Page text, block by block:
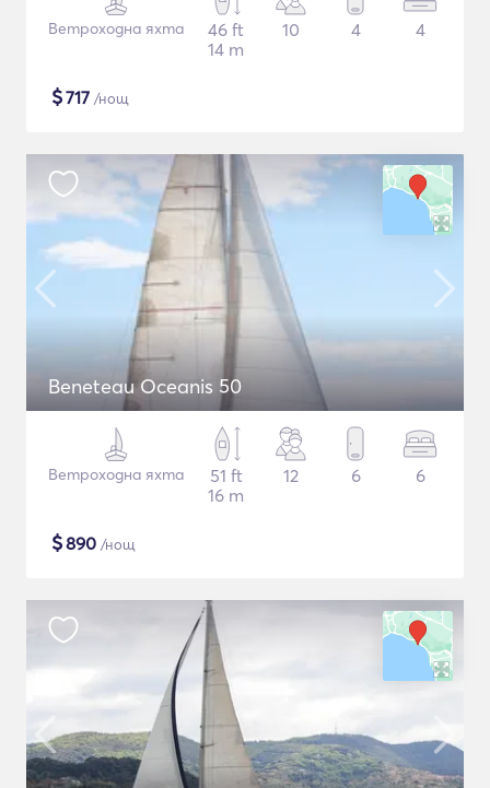
Ветроходна яхта
46 ft
14 m
10 4 4
$717 /нощ
Beneteau Oceanis 50
Ветроходна яхта
51 ft
16 m
12 6 6
$890 /нощ